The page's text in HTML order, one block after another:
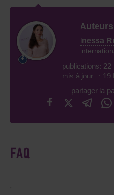
Inessa
publications: 22
mis à jour : 19
partager la
FAQ